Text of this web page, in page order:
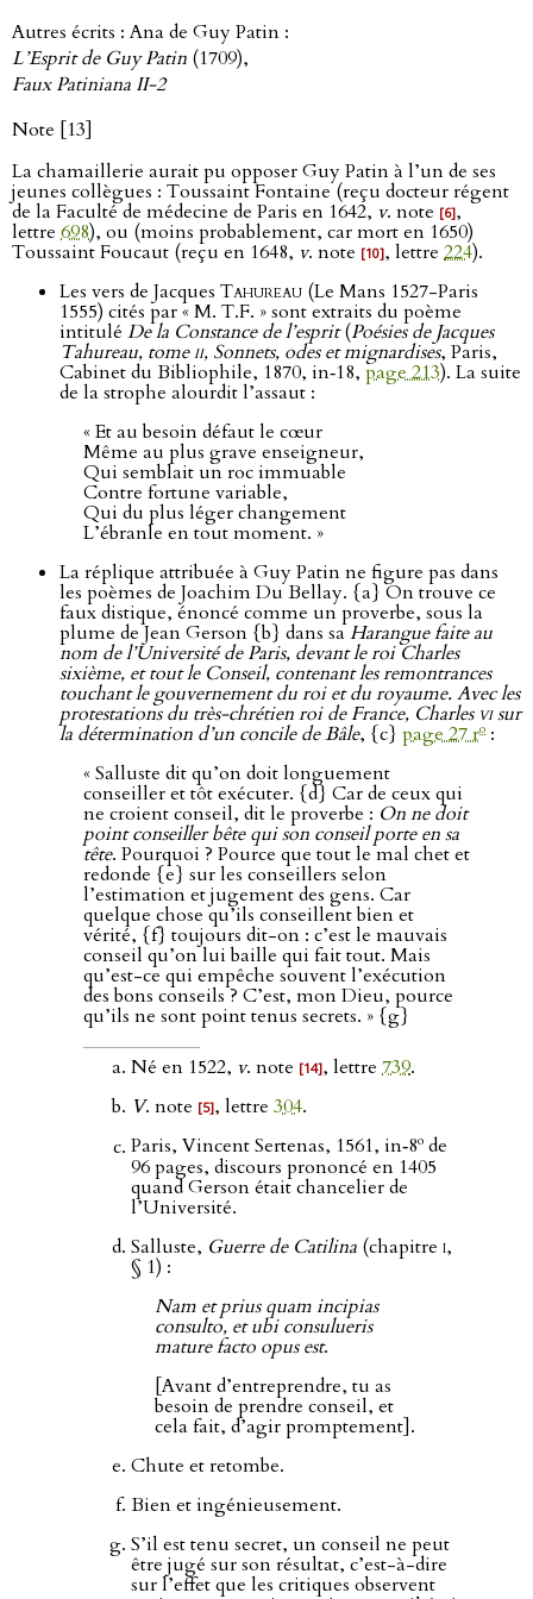
Autres écrits : Ana de Guy Patin :
L’Esprit de Guy Patin (1709),
Faux Patiniana II-2
Note [13]
La chamaillerie aurait pu opposer Guy Patin à l’un de ses
jeunes collègues : Toussaint Fontaine (reçu docteur régent
de la Faculté de médecine de Paris en 1642, v. note [6],
lettre 698), ou (moins probablement, car mort en 1650)
Toussaint Foucaut (reçu en 1648, v. note [10], lettre 224).
Les vers de Jacques Tahureau (Le Mans 1527-Paris
1555) cités par « M. T.F. » sont extraits du poème
intitulé De la Constance de l’esprit(Poésies de Jacques
Tahureau, tomeii, Sonnets, odes et mignardises, Paris,
Cabinet du Bibliophile, 1870, in‑18, page 213). La suite
de la strophe alourdit l’assaut :
« Et au besoin défaut le cœur
Même au plus grave enseigneur,
Qui semblait un roc immuable
Contre fortune variable,
Qui du plus léger changement
L’ébranle en tout moment. »
La réplique attribuée à Guy Patin ne figure pas dans
les poèmes de Joachim Du Bellay. {a} On trouve ce
faux distique, énoncé comme un proverbe, sous la
plume de Jean Gerson {b} dans saHarangue faite au
nom de l’Université de Paris, devant le roi Charles
sixième, et tout le Conseil, contenant les remontrances
touchant le gouvernement du roi et du royaume. Avec les
protestations du très-chrétien roi de France, Charles visur
la détermination d’un concile de Bâle, {c} page 27 ro :
« Salluste dit qu’on doit longuement
conseiller et tôt exécuter. {d} Car de ceux qui
ne croient conseil, dit le proverbe : On ne doit
point conseiller bête qui son conseil porte en sa
tête. Pourquoi ? Pource que tout le mal chet et
redonde {e} sur les conseillers selon
l’estimation et jugement des gens. Car
quelque chose qu’ils conseillent bien et
vérité, {f} toujours dit-on : c’est le mauvais
conseil qu’on lui baille qui fait tout. Mais
qu’est-ce qui empêche souvent l’exécution
des bons conseils ? C’est, mon Dieu, pource
qu’ils ne sont point tenus secrets. » {g}
Né en 1522, v. note [14], lettre 739.
V. note [5], lettre 304.
Paris, Vincent Sertenas, 1561, in‑8o de
96 pages, discours prononcé en 1405
quand Gerson était chancelier de
l’Université.
Salluste, Guerre de Catilina (chapitre i,
§ 1) :
Nam et prius quam incipias
consulto, et ubi consulueris
mature facto opus est.
[Avant d’entreprendre, tu as
besoin de prendre conseil, et
cela fait, d’agir promptement].
Chute et retombe.
Bien et ingénieusement.
S’il est tenu secret, un conseil ne peut
être jugé sur son résultat, c’est-à-dire
sur l’effet que les critiques observent